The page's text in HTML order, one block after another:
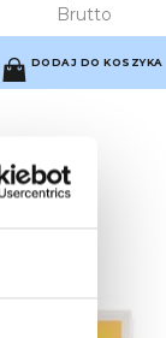
Brutto
DODAJ DO KOSZYKA